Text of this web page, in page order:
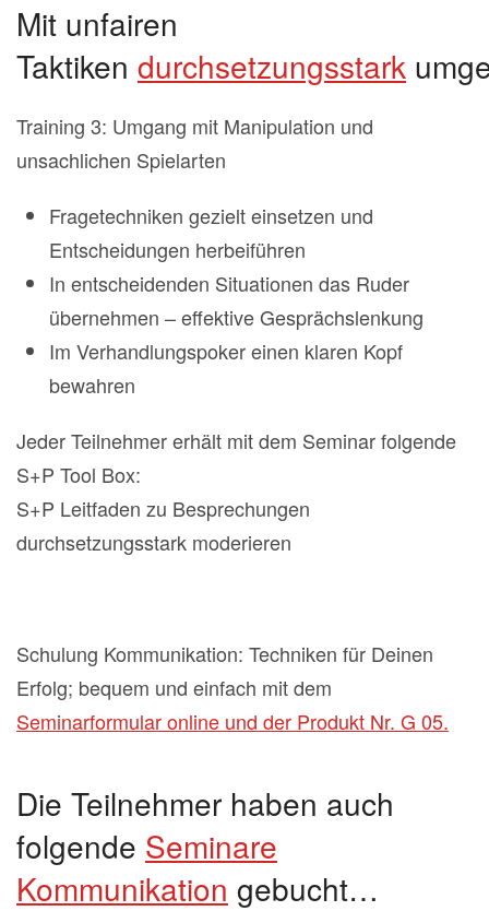
Mit unfairen
Taktiken durchsetzungsstark
Training 3: Umgang mit Manipulation und
unsachlichen Spielarten
Fragetechniken gezielt einsetzen und
Entscheidungen herbeiführen
In entscheidenden Situationen das Ruder
übernehmen – effektive Gesprächslenkung
Im Verhandlungspoker einen klaren Kopf
bewahren
Jeder Teilnehmer erhält mit dem Seminar folgende
S+P Tool Box:
S+P Leitfaden zu Besprechungen
durchsetzungsstark moderieren
Schulung Kommunikation: Techniken für Deinen
Erfolg; bequem und einfach mit dem
Seminarformular online und der Produkt Nr. G 05.
Die Teilnehmer haben auch
folgende Seminare
Kommunikation gebucht…